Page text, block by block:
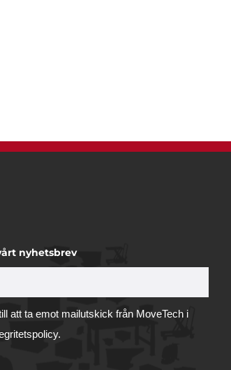
nyhetsbrev
att ta emot mailutskick från MoveTech i